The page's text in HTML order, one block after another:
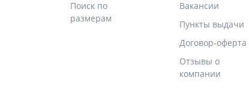
Поиск по
размерам
Вакансии
Пункты выдачи
Договор-оферта
Отзывы о
компании